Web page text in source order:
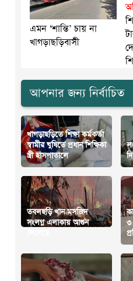
এমন ‘শান্তি’ চায় না
খাগড়াছড়িবাসী
আপনার জন্য নির্বাচিত
খাগড়াছড়িতে শিক্ষা কর্মকর্তা
স্বামীর ঘুষিতে প্রধান শিক্ষিকা
স্ত্রী হাসপাতালে
তবলছড়ি খান মসজিদ
সংলগ্ন এলাকায় আগুন
৩